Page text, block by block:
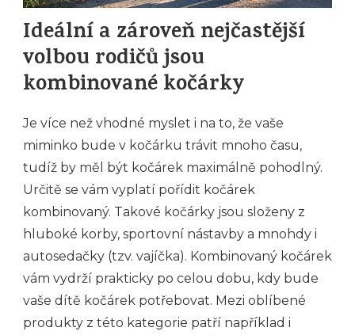
Ideální a zároveň nejčastější
volbou rodičů jsou
kombinované kočárky
Je více než vhodné myslet i na to, že vaše
miminko bude v kočárku trávit mnoho času,
tudíž by měl být kočárek maximálně pohodlný.
Určitě se vám vyplatí pořídit kočárek
kombinovaný. Takové kočárky jsou složeny z
hluboké korby, sportovní nástavby a mnohdy i
autosedačky (tzv. vajíčka). Kombinovaný kočárek
vám vydrží prakticky po celou dobu, kdy bude
vaše dítě kočárek potřebovat. Mezi oblíbené
produkty z této kategorie patří například i